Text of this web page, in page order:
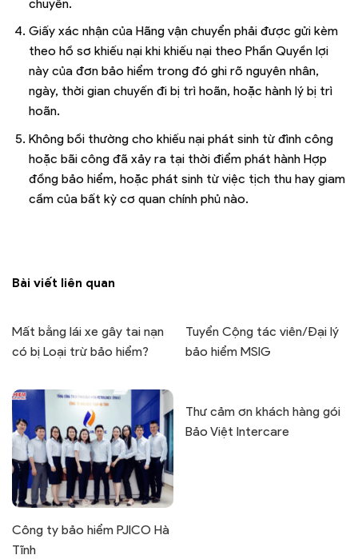
chuyển.
Giấy xác nhận của Hãng vận chuyển phải được gửi kèm
theo hồ sơ khiếu nại khi khiếu nại theo Phần Quyền lợi
này của đơn bảo hiểm trong đó ghi rõ nguyên nhân,
ngày, thời gian chuyến đi bị trì hoãn, hoặc hành lý bị trì
hoãn.
Không bồi thường cho khiếu nại phát sinh từ đình công
hoặc bãi công đã xảy ra tại thời điểm phát hành Hợp
đồng bảo hiểm, hoặc phát sinh từ việc tịch thu hay giam
cầm của bất kỳ cơ quan chính phủ nào.
Bài viết liên quan
Mất bằng lái xe gây tai nạn
có bị Loại trừ bảo hiểm?
Tuyển Cộng tác viên/Đại lý
bảo hiểm MSIG
Công ty bảo hiểm PJICO Hà
Tĩnh
Thư cảm ơn khách hàng gói
Bảo Việt Intercare